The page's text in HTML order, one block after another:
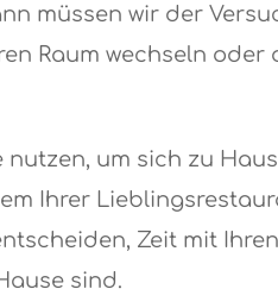
müssen wir der
Raum wechseln oder
um sich zu
Ihrer
Zeit mit
sind.